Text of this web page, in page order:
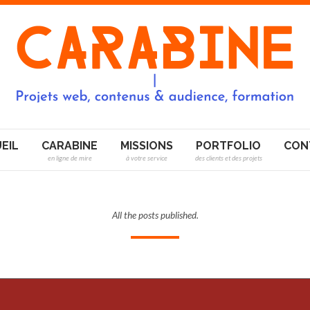
en ligne de mire
CARABINE
à votre service
MISSIONS
des clients et des projets
PORTFOLIO
All the posts published.